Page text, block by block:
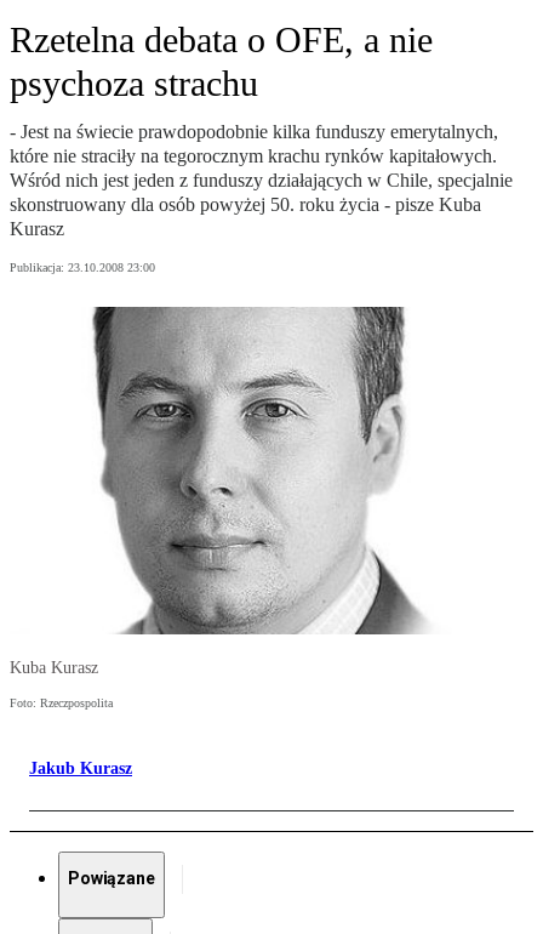
Rzetelna debata o OFE, a nie
psychoza strachu
- Jest na świecie prawdopodobnie kilka funduszy emerytalnych,
które nie straciły na tegorocznym krachu rynków kapitałowych.
Wśród nich jest jeden z funduszy działających w Chile, specjalnie
skonstruowany dla osób powyżej 50. roku życia - pisze Kuba
Kurasz
Publikacja: 23.10.2008 23:00
Kuba Kurasz
Foto: Rzeczpospolita
Jakub Kurasz
Powiązane